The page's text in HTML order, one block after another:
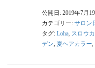
公開日: 2019年7月
カテゴリー: サロン
タグ: Loha スロウ
デン 夏ヘアカラー